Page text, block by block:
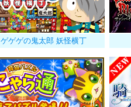
ゲゲゲの鬼太郎 妖怪横丁